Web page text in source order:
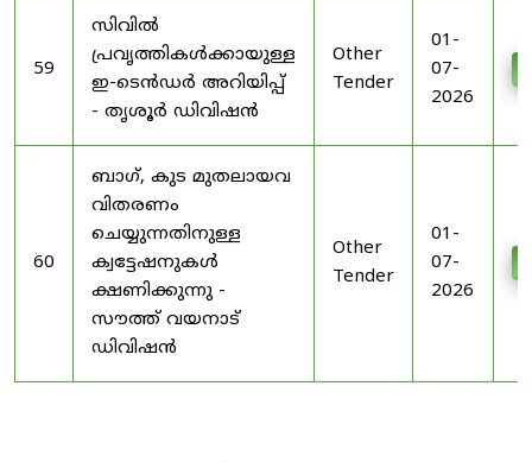
59
സിവിൽ
പ്രവൃത്തികൾക്കായുള്ള
ഇ-ടെൻഡർ അറിയിപ്പ്
- തൃശൂർ ഡിവിഷൻ
Other
Tender
01-
07-
2026
60
ബാഗ്, കുട മുതലായവ
വിതരണം
ചെയ്യുന്നതിനുള്ള
ക്വട്ടേഷനുകൾ
ക്ഷണിക്കുന്നു -
സൗത്ത് വയനാട്
ഡിവിഷൻ
Other
Tender
01-
07-
2026